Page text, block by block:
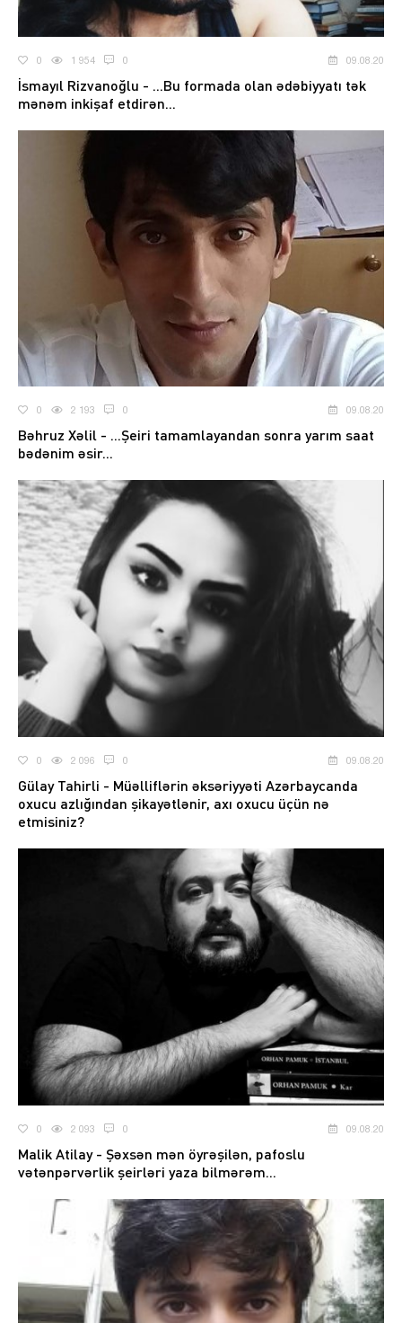
0 1 954 0 09.08.20
İsmayıl Rizvanoğlu - ...Bu formada olan ədəbiyyatı tək
mənəm inkişaf etdirən...
0 2 193 0 09.08.20
Bəhruz Xəlil - ...Şeiri tamamlayandan sonra yarım saat
bədənim əsir...
0 2 096 0 09.08.20
Gülay Tahirli - Müəlliflərin əksəriyyəti Azərbaycanda
oxucu azlığından şikayətlənir, axı oxucu üçün nə
etmisiniz?
0 2 093 0 09.08.20
Malik Atilay - Şəxsən mən öyrəşilən, pafoslu
vətənpərvərlik şeirləri yaza bilmərəm...